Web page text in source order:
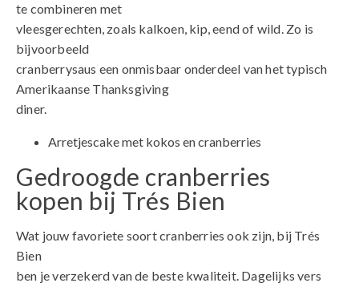
te combineren met
vleesgerechten, zoals kalkoen, kip, eend of wild. Zo is
bijvoorbeeld
cranberrysaus een onmisbaar onderdeel van het typisch
Amerikaanse Thanksgiving
diner.
Arretjescake met kokos en cranberries
Gedroogde cranberries
kopen bij Trés Bien
Wat jouw favoriete soort cranberries ook zijn, bij Trés
Bien
ben je verzekerd van de beste kwaliteit. Dagelijks vers